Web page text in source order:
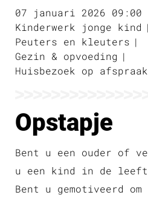
07 januari 2026 09:00
Kinderwerk jonge kind
Peuters en kleuters
Gezin & opvoeding
Huisbezoek op afspraak
Opstapje
Bent u een ouder of
u een kind in de
Bent u gemotiveerd